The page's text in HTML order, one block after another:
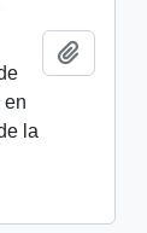
en
la